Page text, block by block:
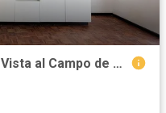
Loft Industrial con Terraza y Vista al Campo de Golf Campestre 2